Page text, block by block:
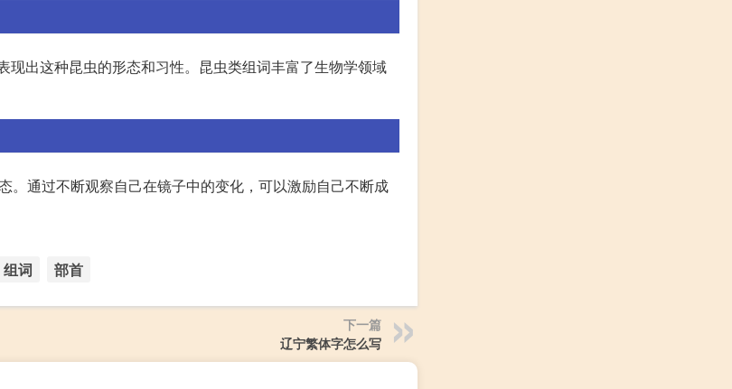
现出这种昆虫的形态和习性。昆虫类组词丰富了生物学领域
。通过不断观察自己在镜子中的变化，可以激励自己不断成
组词 部首
下一篇
辽宁繁体字怎么写